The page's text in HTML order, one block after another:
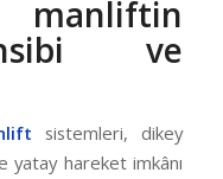
manliftin
ve
sistemleri, dikey
yatay hareket imkânı